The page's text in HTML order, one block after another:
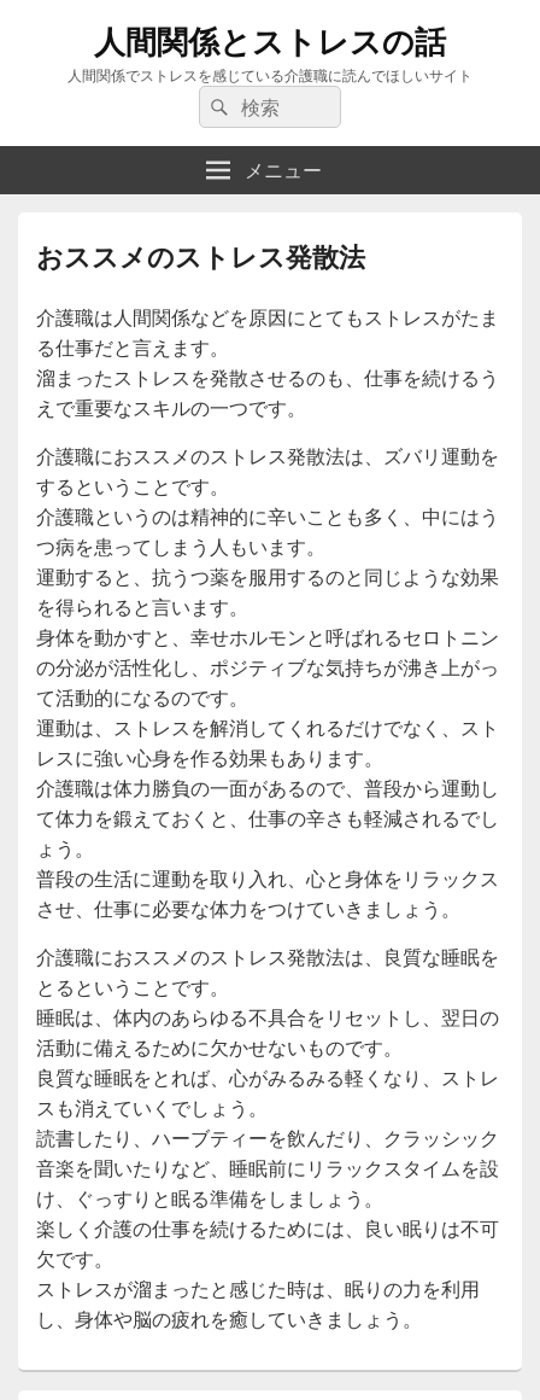
人間関係とストレスの話
人間関係でストレスを感じている介護職に読んでほしいサイト
検
索:
検
索
メニュー
おススメのストレス発散法
介護職は人間関係などを原因にとてもストレスがたま
る仕事だと言えます。
溜まったストレスを発散させるのも、仕事を続けるう
えで重要なスキルの一つです。
介護職におススメのストレス発散法は、ズバリ運動を
するということです。
介護職というのは精神的に辛いことも多く、中にはう
つ病を患ってしまう人もいます。
運動すると、抗うつ薬を服用するのと同じような効果
を得られると言います。
身体を動かすと、幸せホルモンと呼ばれるセロトニン
の分泌が活性化し、ポジティブな気持ちが沸き上がっ
て活動的になるのです。
運動は、ストレスを解消してくれるだけでなく、スト
レスに強い心身を作る効果もあります。
介護職は体力勝負の一面があるので、普段から運動し
て体力を鍛えておくと、仕事の辛さも軽減されるでし
ょう。
普段の生活に運動を取り入れ、心と身体をリラックス
させ、仕事に必要な体力をつけていきましょう。
介護職におススメのストレス発散法は、良質な睡眠を
とるということです。
睡眠は、体内のあらゆる不具合をリセットし、翌日の
活動に備えるために欠かせないものです。
良質な睡眠をとれば、心がみるみる軽くなり、ストレ
スも消えていくでしょう。
読書したり、ハーブティーを飲んだり、クラッシック
音楽を聞いたりなど、睡眠前にリラックスタイムを設
け、ぐっすりと眠る準備をしましょう。
楽しく介護の仕事を続けるためには、良い眠りは不可
欠です。
ストレスが溜まったと感じた時は、眠りの力を利用
し、身体や脳の疲れを癒していきましょう。